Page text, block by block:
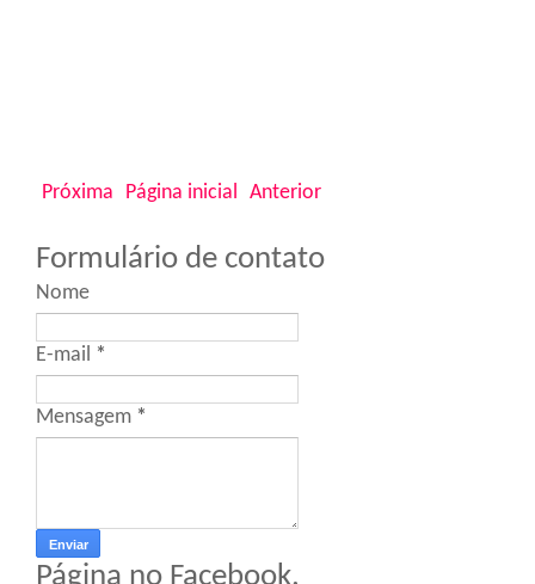
Próxima Anterior
Página inicial
Formulário de contato
Nome
E-mail *
Mensagem *
Página no Facebook.